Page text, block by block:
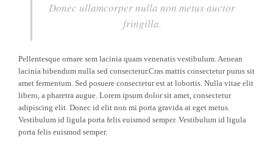
Donec ullamcorper nulla non metus auctor
fringilla.
Pellentesque ornare sem lacinia quam venenatis vestibulum. Aenean
lacinia bibendum nulla sed consectetur.Cras mattis consectetur purus sit
amet fermentum. Sed posuere consectetur est at lobortis. Nulla vitae elit
libero, a pharetra augue. Lorem ipsum dolor sit amet, consectetur
adipiscing elit. Donec id elit non mi porta gravida at eget metus.
Vestibulum id ligula porta felis euismod semper. Vestibulum id ligula
porta felis euismod semper.